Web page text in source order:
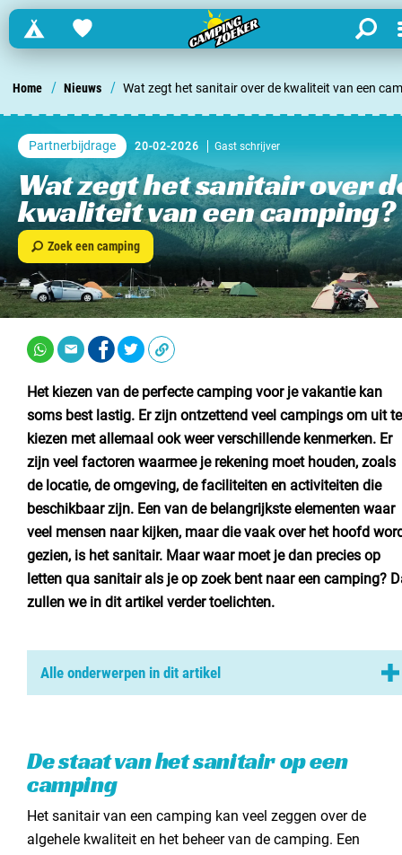
Campings Favorites search
Zoek een camping in ...
Begië
Luxemburg
Frankrijk
Zwitserland
informatie over …
Nederland
België
Luxemburg
Frankrijk
Zwitserland
Nieuws / blog
Meld mijn camping aan
Samenwerken / adverteren
Contact opnemen
Home / Nieuws / Wat zegt het sanitair over de kwaliteit van een
Partnerbijdrage 20-02-2026 Gast schrijver
Wat zegt het sanitair over
kwaliteit van een camping?
Zoek een camping
Het kiezen van de perfecte camping voor je vakantie kan
soms best lastig. Er zijn ontzettend veel campings om uit te
kiezen met allemaal ook weer verschillende kenmerken. Er
zijn veel factoren waarmee je rekening moet houden, zoals
de locatie, de omgeving, de faciliteiten en activiteiten die
beschikbaar zijn. Een van de belangrijkste elementen waar
veel mensen naar kijken, maar die vaak over het hoofd
gezien, is het sanitair. Maar waar moet je dan precies op
letten qua sanitair als je op zoek bent naar een camping?
zullen we in dit artikel verder toelichten.
Alle onderwerpen in dit artikel
Hoe het sanitair de tevredenheid van de campinggasten
beïnvloedt
De staat van het sanitair op een
camping
Het sanitair van een camping kan veel zeggen over de
algehele kwaliteit en het beheer van de camping. Een